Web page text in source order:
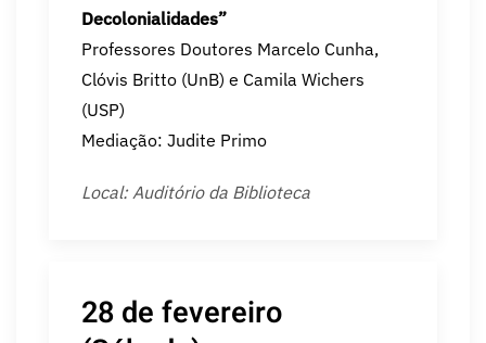
Decolonialidades”
Professores Doutores Marcelo Cunha,
Clóvis Britto (UnB) e Camila Wichers
(USP)
Mediação: Judite Primo
Local: Auditório da Biblioteca
28 de fevereiro